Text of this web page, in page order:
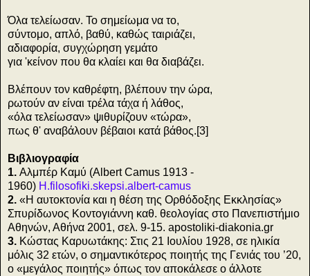
Όλα τελείωσαν. Το σημείωμα να το,
σύντομο, απλό, βαθύ, καθώς ταιριάζει,
αδιαφορία, συγχώρηση γεμάτο
για 'κείνον που θα κλαίει και θα διαβάζει.
Βλέπουν τον καθρέφτη, βλέπουν την ώρα,
ρωτούν αν είναι τρέλα τάχα ή λάθος,
«όλα τελείωσαν» ψιθυρίζουν «τώρα»,
πως θ' αναβάλουν βέβαιοι κατά βάθος.[3]
Βιβλιογραφία
1. Αλμπέρ Καμύ (Albert Camus 1913 -
1960) H.filosofiki.skepsi.albert-camus
2. «Η αυτοκτονία και η θέση της Ορθόδοξης Εκκλησίας»
Σπυρίδωνος Κοντογιάννη καθ. θεολογίας στο Πανεπιστήμιο
Αθηνών, Αθήνα 2001, σελ. 9-15. apostoliki-diakonia.gr
3. Κώστας Καρυωτάκης: Στις 21 Ιουλίου 1928, σε ηλικία
μόλις 32 ετών, ο σημαντικότερος ποιητής της Γενιάς του ’20,
ο «μεγάλος ποιητής» όπως τον αποκάλεσε ο άλλοτε